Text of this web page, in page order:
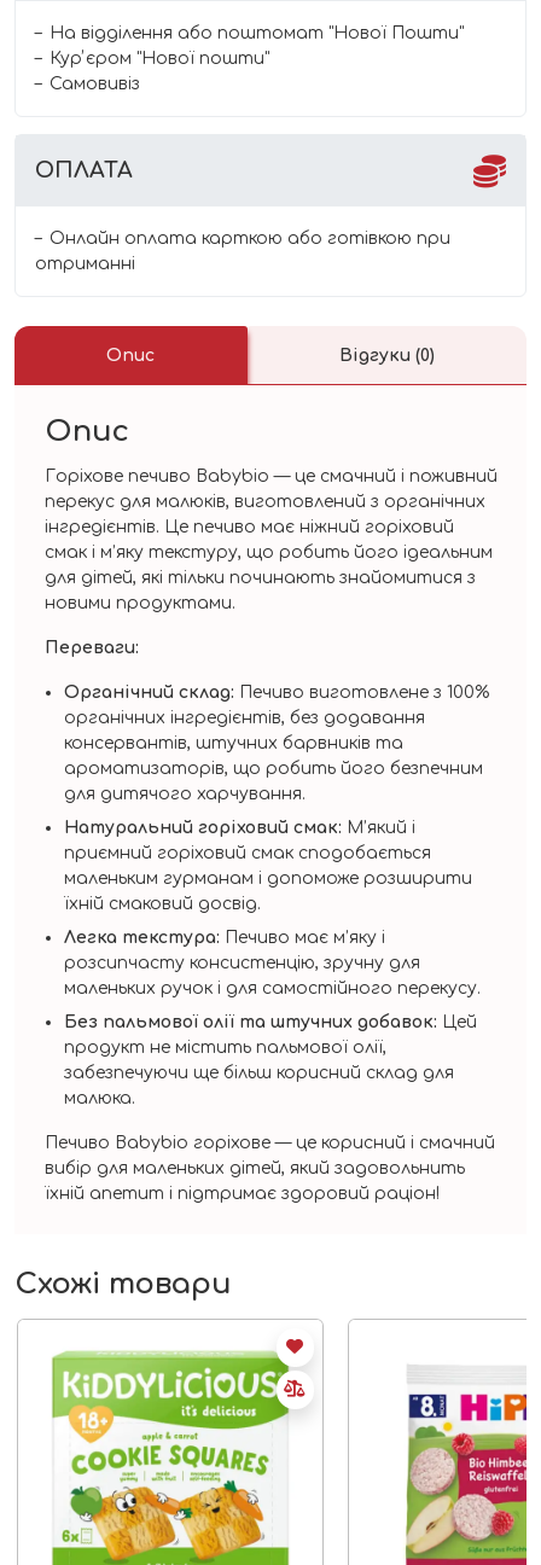
На відділення або поштомат "Нової Пошти"
Курʼєром "Нової пошти"
Самовивіз
ОПЛАТА
Онлайн оплата карткою або готівкою при
отриманні
Опис Відгуки (0)
Опис
Горіхове печиво Babybio — це смачний і поживний
перекус для малюків, виготовлений з органічних
інгредієнтів. Це печиво має ніжний горіховий
смак і м’яку текстуру, що робить його ідеальним
для дітей, які тільки починають знайомитися з
новими продуктами.
Переваги:
Органічний склад: Печиво виготовлене з 100%
органічних інгредієнтів, без додавання
консервантів, штучних барвників та
ароматизаторів, що робить його безпечним
для дитячого харчування.
Натуральний горіховий смак: М’який і
приємний горіховий смак сподобається
маленьким гурманам і допоможе розширити
їхній смаковий досвід.
Легка текстура: Печиво має м’яку і
розсипчасту консистенцію, зручну для
маленьких ручок і для самостійного перекусу.
Без пальмової олії та штучних добавок: Цей
продукт не містить пальмової олії,
забезпечуючи ще більш корисний склад для
малюка.
Печиво Babybio горіхове — це корисний і смачний
вибір для маленьких дітей, який задовольнить
їхній апетит і підтримає здоровий раціон!
Схожі товари